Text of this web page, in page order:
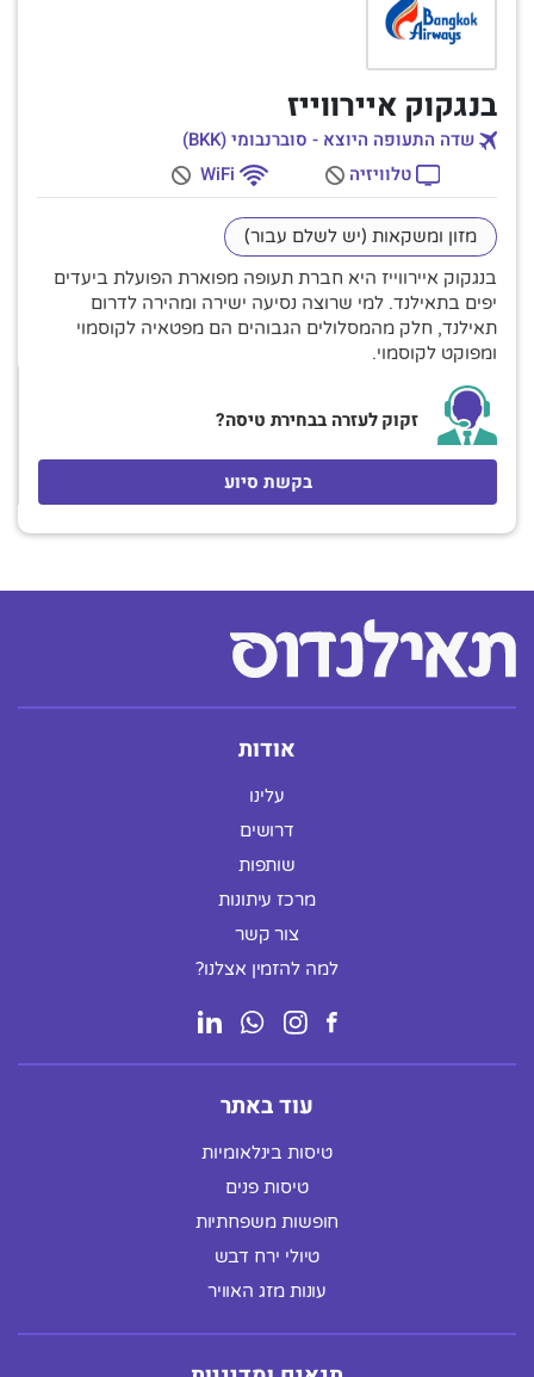
בנגקוק איירווייז
שדה התעופה היוצא - סוברנבומי (BKK)
טלוויזיה
WiFi
מזון ומשקאות (יש לשלם עבור)
בנגקוק איירווייז היא חברת תעופה מפוארת הפועלת ביעדים
יפים בתאילנד. למי שרוצה נסיעה ישירה ומהירה לדרום
תאילנד, חלק מהמסלולים הגבוהים הם מפטאיה לקוסמוי
ומפוקט לקוסמוי.
זקוק לעזרה בבחירת טיסה?
בקשת סיוע
אודות
עלינו
דרושים
שותפות
מרכז עיתונות
צור קשר
למה להזמין אצלנו?
עוד באתר
טיסות בינלאומיות
טיסות פנים
חופשות משפחתיות
טיולי ירח דבש
עונות מזג האוויר